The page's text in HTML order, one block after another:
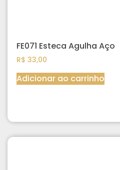
FE071 Esteca Agulha Aço
R$ 33,00
Adicionar ao carrinho